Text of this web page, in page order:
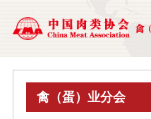
禽（蛋）业分会